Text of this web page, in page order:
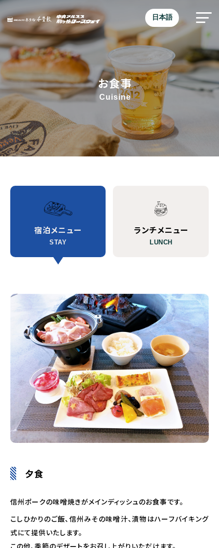
日本語
お食事
Cuisine
宿泊メニュー
STAY
ランチメニュー
LUNCH
夕食
信州ポークの味噌焼きがメインディッシュのお食事です。
こしひかりのご飯、信州みその味噌汁、漬物はハーフバイキング
式にて提供いたします。